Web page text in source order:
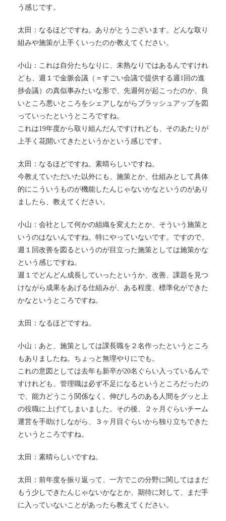
う感じです。
太田：なるほどですね。ありがとうございます。どんな取り
組みや施策が上手くいったのか教えてください。
小山：これは自分たちなりに、未熟なりではあるんですけれ
ども、週１で金脈会議（＝すごい会議で提供する週1回の進
捗会議）の真似事みたいな形で、先週何が起こったのか、良
いところ悪いところをシェアしながらブラッシュアップを図
っていったというところですね。
これは19年度から取り組んだんですけれども、そのあたりが
上手く花開いてきたというかという感じです。
太田：なるほどですね。素晴らしいですね。
今教えていただいた以外にも、施策とか、仕組みとして具体
的にこういうものが機能したんじゃないかなというのがあり
ましたら、教えてください。
小山：会社として何かの組織を変えたとか、そういう施策と
いうのはないんですね。特にやっていないです。ですので、
週１回改善を図るというのが目立った施策としては施策かな
という感じですね。
週１でどんどん成長していったというか、改善、課題を見つ
けながら成果をあげる仕組みが、ある程度、標準化ができた
かなというところですね。
太田：なるほどですね。
小山：あと、施策としては課長職を２名作ったというところ
もありましたね。ちょっと無理やりにでも。
これの意図としては去年も新卒が20名ぐらい入っているんで
すけれども、管理職は必ず不足になるというところだったの
で、能力どうこう関係なく、伸びしろのある人間をグッと上
の役職に上げてしまいました。その後、２ヶ月ぐらいチーム
運営を手助けしながら、３ヶ月目ぐらいから独り立ちできた
というところですね。
太田：素晴らしいですね。
太田：前年度を振り返って、一方でこの分野に関してはまだ
もう少しできたんじゃないかなとか、期待に対して、まだ手
に入っていないことがあったら教えてください。